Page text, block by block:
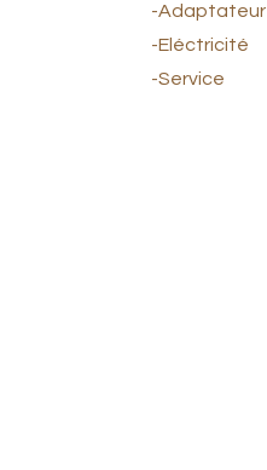
-Adaptateur
-Eléctricité
-Service